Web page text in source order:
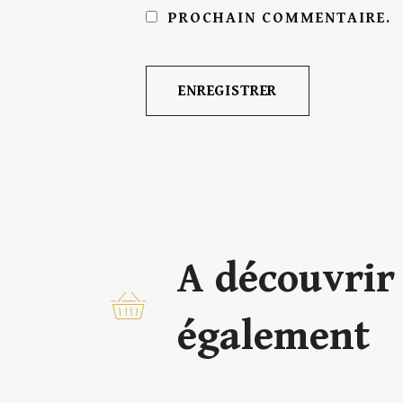
PROCHAIN COMMENTAIRE.
A découvrir
également